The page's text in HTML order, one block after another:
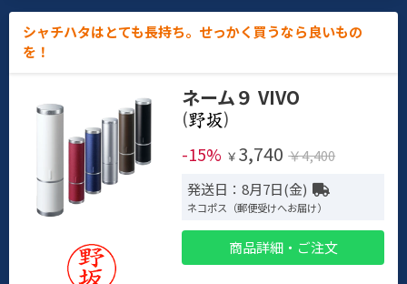
シャチハタはとても長持ち。せっかく買うなら良いもの
を！
ネーム９ VIVO
(
)
-15% ￥ 3,740 ￥4,400
発送日：8月7日(金)
ネコポス（郵便受けへお届け）
商品詳細・ご注文